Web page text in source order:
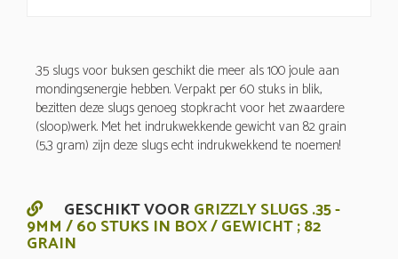
.35 slugs voor buksen geschikt die meer als 100 joule aan
mondingsenergie hebben. Verpakt per 60 stuks in blik,
bezitten deze slugs genoeg stopkracht voor het zwaardere
(sloop)werk. Met het indrukwekkende gewicht van 82 grain
(5,3 gram) zijn deze slugs echt indrukwekkend te noemen!
GESCHIKT VOOR GRIZZLY SLUGS .35 -
9MM / 60 STUKS IN BOX / GEWICHT ; 82
GRAIN